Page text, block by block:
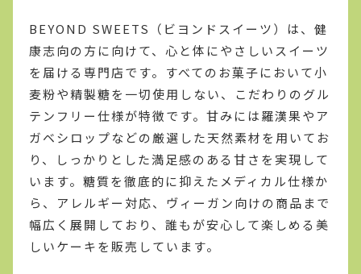
BEYOND SWEETS（ビヨンドスイーツ）は、健
康志向の方に向けて、心と体にやさしいスイーツ
を届ける専門店です。すべてのお菓子において小
麦粉や精製糖を一切使用しない、こだわりのグル
テンフリー仕様が特徴です。甘みには羅漢果やア
ガベシロップなどの厳選した天然素材を用いてお
り、しっかりとした満足感のある甘さを実現して
います。糖質を徹底的に抑えたメディカル仕様か
ら、アレルギー対応、ヴィーガン向けの商品まで
幅広く展開しており、誰もが安心して楽しめる美
しいケーキを販売しています。